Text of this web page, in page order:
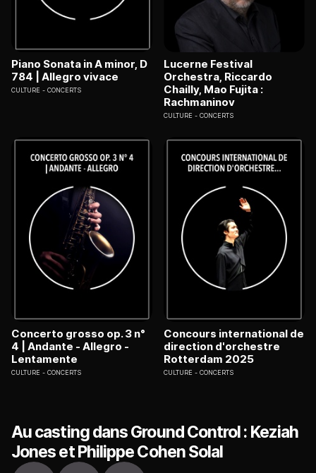
Piano Sonata in A minor, D
784 | Allegro vivace
CULTURE CONCERTS
Lucerne Festival
Orchestra, Riccardo
Chailly, Mao Fujita :
Rachmaninov
CULTURE CONCERTS
Concerto grosso op. 3 n°
4 | Andante - Allegro -
Lentamente
CULTURE CONCERTS
Concours international de
direction d'orchestre
Rotterdam 2025
CULTURE CONCERTS
Au casting dans Ground Control : Keziah
Jones et Philippe Cohen Solal